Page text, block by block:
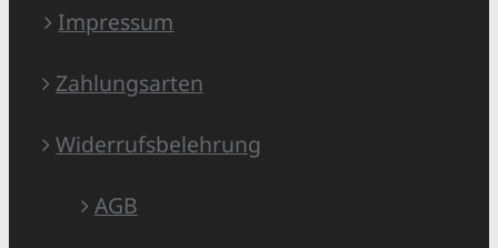
Impressum
Zahlungsarten
Widerrufsbelehrung
AGB